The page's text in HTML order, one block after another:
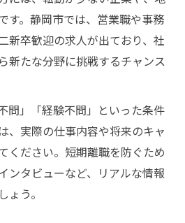
す。静岡市では、営業職や事務
新卒歓迎の求人が出ており、社
新たな分野に挑戦するチャンス
問」「経験不問」といった条件
、実際の仕事内容や将来のキャ
ください。短期離職を防ぐため
ンタビューなど、リアルな情報
う。